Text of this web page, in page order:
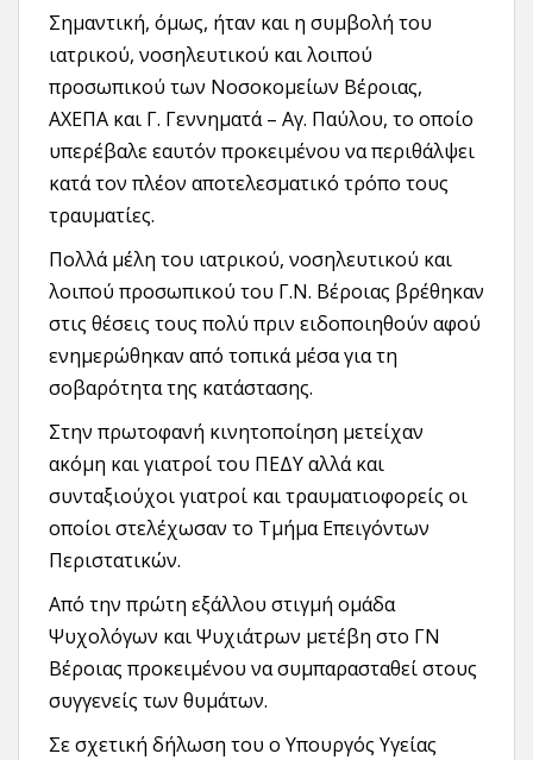
Σημαντική, όμως, ήταν και η συμβολή του
ιατρικού, νοσηλευτικού και λοιπού
προσωπικού των Νοσοκομείων Βέροιας,
ΑΧΕΠΑ και Γ. Γεννηματά – Αγ. Παύλου, το οποίο
υπερέβαλε εαυτόν προκειμένου να περιθάλψει
κατά τον πλέον αποτελεσματικό τρόπο τους
τραυματίες.
Πολλά μέλη του ιατρικού, νοσηλευτικού και
λοιπού προσωπικού του Γ.Ν. Βέροιας βρέθηκαν
στις θέσεις τους πολύ πριν ειδοποιηθούν αφού
ενημερώθηκαν από τοπικά μέσα για τη
σοβαρότητα της κατάστασης.
Στην πρωτοφανή κινητοποίηση μετείχαν
ακόμη και γιατροί του ΠΕΔΥ αλλά και
συνταξιούχοι γιατροί και τραυματιοφορείς οι
οποίοι στελέχωσαν το Τμήμα Επειγόντων
Περιστατικών.
Από την πρώτη εξάλλου στιγμή ομάδα
Ψυχολόγων και Ψυχιάτρων μετέβη στο ΓΝ
Βέροιας προκειμένου να συμπαρασταθεί στους
συγγενείς των θυμάτων.
Σε σχετική δήλωση του ο Υπουργός Υγείας